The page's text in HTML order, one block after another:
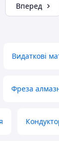
Вперед
Видаткові
Фреза